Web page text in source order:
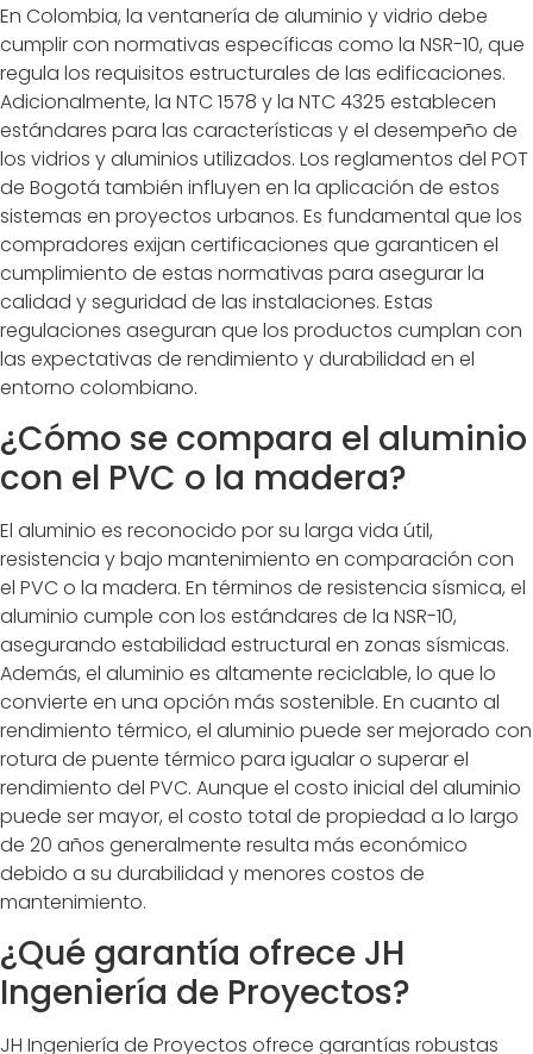
En Colombia, la ventanería de aluminio y vidrio debe
cumplir con normativas específicas como la NSR-10, que
regula los requisitos estructurales de las edificaciones.
Adicionalmente, la NTC 1578 y la NTC 4325 establecen
estándares para las características y el desempeño de
los vidrios y aluminios utilizados. Los reglamentos del POT
de Bogotá también influyen en la aplicación de estos
sistemas en proyectos urbanos. Es fundamental que los
compradores exijan certificaciones que garanticen el
cumplimiento de estas normativas para asegurar la
calidad y seguridad de las instalaciones. Estas
regulaciones aseguran que los productos cumplan con
las expectativas de rendimiento y durabilidad en el
entorno colombiano.
¿Cómo se compara el aluminio
con el PVC o la madera?
El aluminio es reconocido por su larga vida útil,
resistencia y bajo mantenimiento en comparación con
el PVC o la madera. En términos de resistencia sísmica, el
aluminio cumple con los estándares de la NSR-10,
asegurando estabilidad estructural en zonas sísmicas.
Además, el aluminio es altamente reciclable, lo que lo
convierte en una opción más sostenible. En cuanto al
rendimiento térmico, el aluminio puede ser mejorado con
rotura de puente térmico para igualar o superar el
rendimiento del PVC. Aunque el costo inicial del aluminio
puede ser mayor, el costo total de propiedad a lo largo
de 20 años generalmente resulta más económico
debido a su durabilidad y menores costos de
mantenimiento.
¿Qué garantía ofrece JH
Ingeniería de Proyectos?
JH Ingeniería de Proyectos ofrece garantías robustas